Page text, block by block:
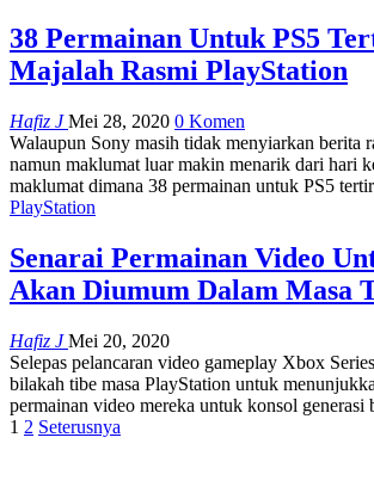
38 Permainan Untuk PS5
Majalah Rasmi PlayStation
Hafiz JMei 28, 2020 0 Komen
Walaupun Sony masih tidak menyiarkan berita
namun maklumat luar makin menarik dari hari
maklumat dimana 38 permainan untuk PS5
PlayStation
Senarai Permainan Video
Akan Diumum Dalam Masa
Hafiz JMei 20, 2020
Selepas pelancaran video gameplay Xbox
bilakah tibe masa PlayStation untuk
permainan video mereka untuk konsol generasi
1 2 Seterusnya